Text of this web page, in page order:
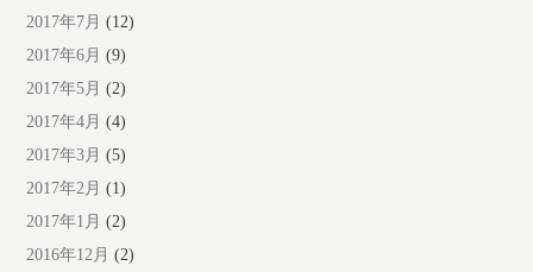
2017年7月 (12)
2017年6月 (9)
2017年5月 (2)
2017年4月 (4)
2017年3月 (5)
2017年2月 (1)
2017年1月 (2)
2016年12月 (2)